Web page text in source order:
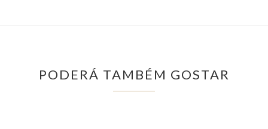
PODERÁ TAMBÉM GOSTAR